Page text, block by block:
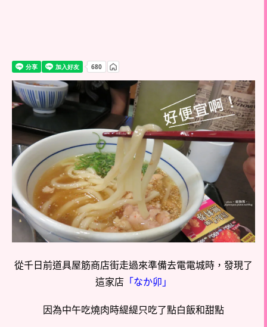
從千日前道具屋筋商店街走過來準備去電電城時，發現了
這家店 「なか卯」
因為中午吃燒肉時緹緹只吃了點白飯和甜點